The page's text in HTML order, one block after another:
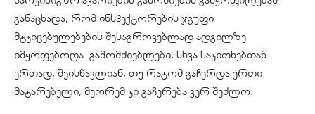
განაცხადა, რომ ინსპექტორების ჯგუფი
მტკიცებულებების შესაგროვებლად ადგილზე
იმყოფებოდა. გამომძიებლები, სხვა საკითხებთან
ერთად, შეისწავლიან, თუ რატომ გაჩერდა ერთი
მატარებელი, მეორემ კი გაჩერება ვერ შეძლო.